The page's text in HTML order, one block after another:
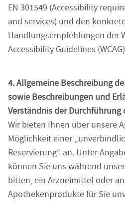
EN 301549 (Accessibility
and services) und den
Handlungsempfehlungen der
Accessibility Guidelines
4. Allgemeine Beschreibung
sowie Beschreibungen und
Verständnis der Durchführung
Wir bieten Ihnen über unsere
Möglichkeit einer
Reservierung“ an. Unter
können Sie uns während
bitten, ein Arzneimittel oder
Apothekenprodukte für Sie